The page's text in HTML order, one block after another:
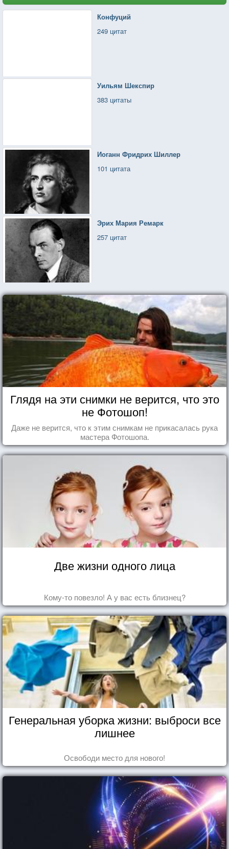
Конфуций
249 цитат
Уильям Шекспир
383 цитаты
Иоганн Фридрих Шиллер
101 цитата
Эрих Мария Ремарк
257 цитат
Глядя на эти снимки не верится, что это
не Фотошоп!
Даже не верится, что к этим снимкам не прикасалась рука
мастера Фотошопа.
Две жизни одного лица
Кому-то повезло! А у вас есть близнец?
Генеральная уборка жизни: выброси все
лишнее
Освободи место для нового!